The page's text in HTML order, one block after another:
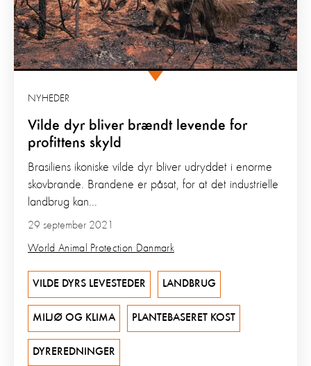
Vilde dyr bliver brændt levende for
profittens skyld
NYHEDER
29 september 2021
World Animal Protection Danmark
Brasiliens ikoniske vilde dyr bliver udryddet i enorme
skovbrande. Brandene er påsat, for at det industrielle
landbrug kan...
VILDE DYRS LEVESTEDER LANDBRUG
MILJØ OG KLIMA PLANTEBASERET KOST
DYREREDNINGER